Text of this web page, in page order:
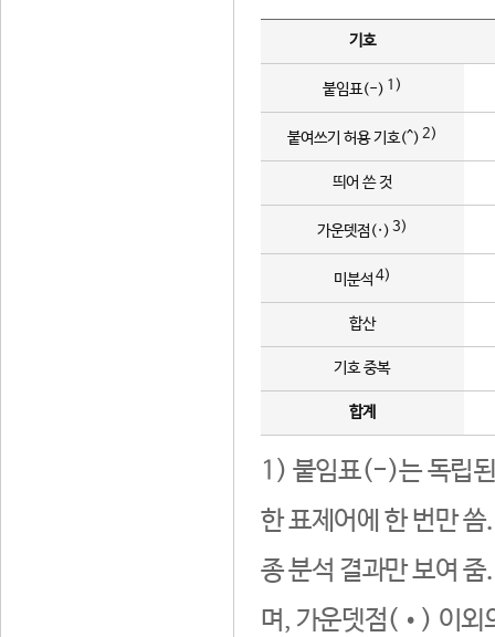
기호
붙임표(-) 1)
붙여쓰기 허용 기호(^) 2)
띄어 쓴 것
가운뎃점(·) 3)
미분석 4)
합산
기호 중복
합계
1) 붙임표(-)는 독립된
한 표제어에 한 번만
종 분석 결과만 보여
며, 가운뎃점(•) 이외